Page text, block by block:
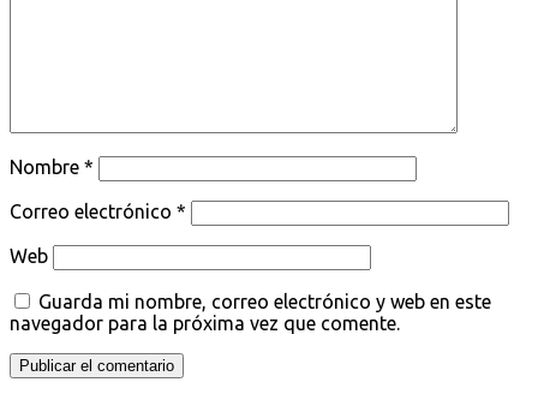
Nombre *
Correo electrónico *
Web
Guarda mi nombre, correo electrónico y web en este
navegador para la próxima vez que comente.